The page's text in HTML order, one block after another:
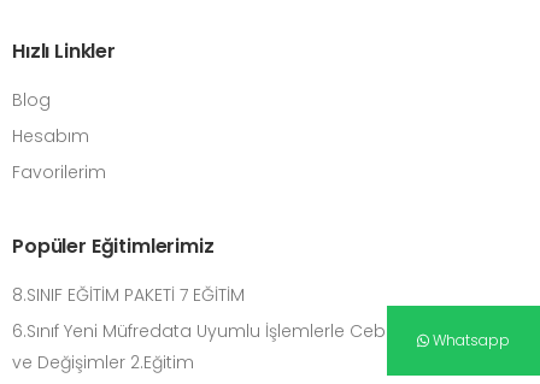
Hızlı Linkler
Blog
Hesabım
Favorilerim
Popüler Eğitimlerimiz
8.SINIF EĞİTİM PAKETİ 7 EĞİTİM
6.Sınıf Yeni Müfredata Uyumlu İşlemlerle Cebirsel Düşünme
ve Değişimler 2.Eğitim
Whatsapp